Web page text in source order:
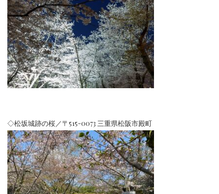
◇松坂城跡の桜／〒515-0073 三重県松阪市殿町